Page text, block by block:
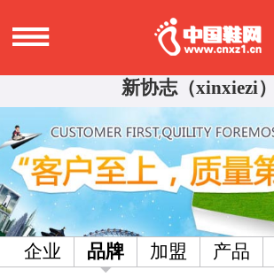
新协志（xinxiezi）
企业 品牌 加盟 产品